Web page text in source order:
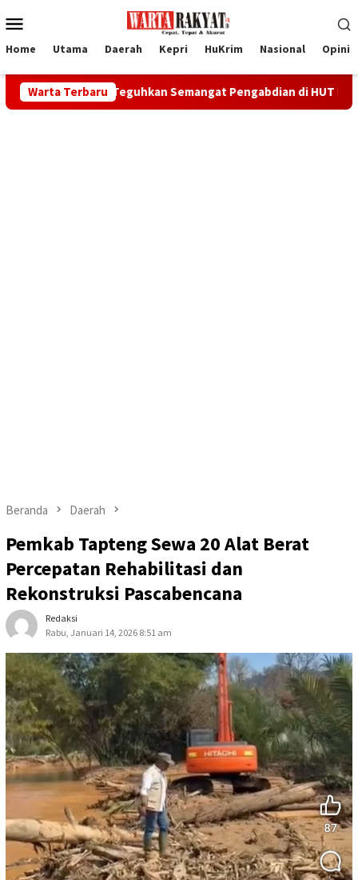
ke
Mobile
Home Utama Daerah Kepri HuKrim Nasional Opini
Warta Terbaru
Teguhkan Semangat Pengabdian di HUT Ke-1 Kodam XIX
Beranda Daerah
Pemkab Tapteng Sewa 20 Alat Berat
Percepatan Rehabilitasi dan
Rekonstruksi Pascabencana
Redaksi
Rabu, Januari 14, 2026 8:51 am